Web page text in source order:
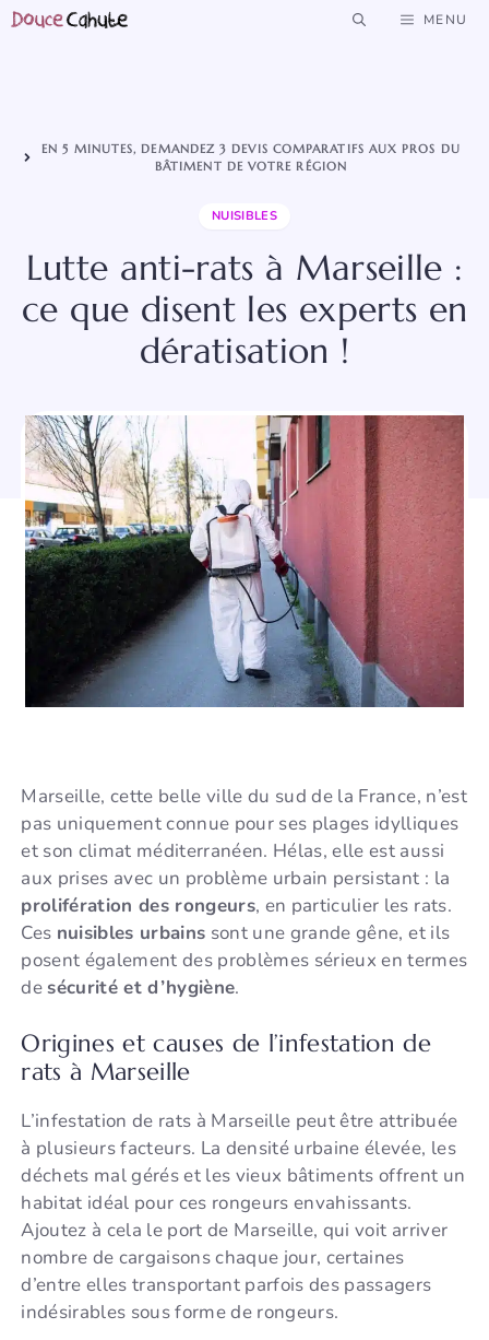
Aller
MENU
EN 5 MINUTES, DEMANDEZ 3 DEVIS COMPARATIFS AUX PROS DU
BÂTIMENT DE VOTRE RÉGION
NUISIBLES
Lutte anti-rats à Marseille :
ce que disent les experts en
dératisation !
Marseille, cette belle ville du sud de la France, n’est
pas uniquement connue pour ses plages idylliques
et son climat méditerranéen. Hélas, elle est aussi
aux prises avec un problème urbain persistant : la
prolifération des rongeurs, en particulier les rats.
Ces nuisibles urbains sont une grande gêne, et ils
posent également des problèmes sérieux en termes
desécurité et d’hygiène.
Origines et causes de l’infestation de
rats à Marseille
L’infestation de rats à Marseille peut être attribuée
à plusieurs facteurs. La densité urbaine élevée, les
déchets mal gérés et les vieux bâtiments offrent un
habitat idéal pour ces rongeurs envahissants.
Ajoutez à cela le port de Marseille, qui voit arriver
nombre de cargaisons chaque jour, certaines
d’entre elles transportant parfois des passagers
indésirables sous forme de rongeurs.